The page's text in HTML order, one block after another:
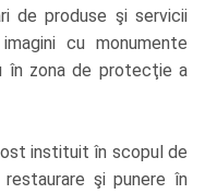
de produse şi servicii
cu monumente
în zona de protecţie a
instituit în scopul de
şi punere în